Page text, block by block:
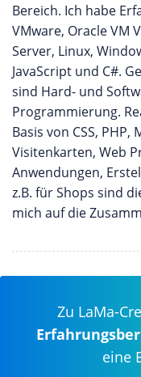
Bereich. Ich habe
VMware, Oracle VM
Server, Linux,
JavaScript und C#.
sind Hard- und
Programmierung.
Basis von CSS,
Visitenkarten, Web
Anwendungen,
z.B. für Shops sind
mich auf die
Zu LaMa-
eine